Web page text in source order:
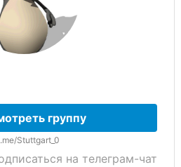
группу
Stuttgart_0
на телеграм-чат